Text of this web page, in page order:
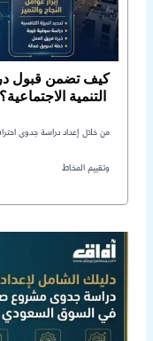
كيف تضمن قبول
من خلال إعداد دراسة جدوى
وتقييم المخاط